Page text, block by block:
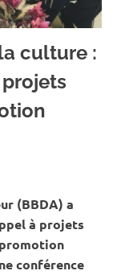
culture :
projets
(BBDA) a
à projets
promotion
conférence